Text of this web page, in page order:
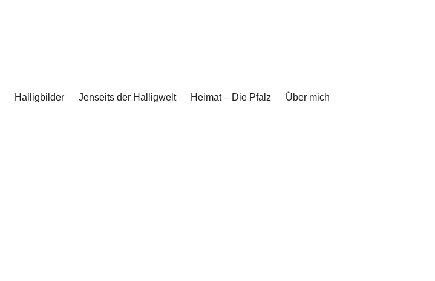
Halligbilder Jenseits der Halligwelt Heimat – Die Pfalz Über mich